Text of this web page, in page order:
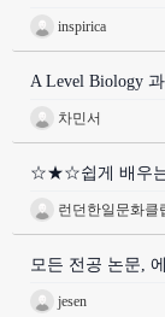
inspirica
A Level Biology
차민서
☆★☆쉽게 배우
런던한일문화클
모든 전공 논문,
jesen